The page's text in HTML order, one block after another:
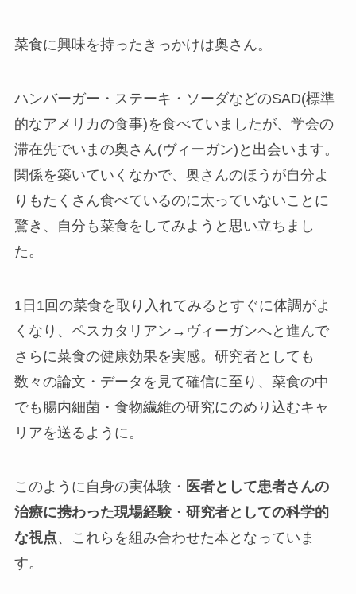
菜食に興味を持ったきっかけは奥さん。
ハンバーガー・ステーキ・ソーダなどのSAD(標準
的なアメリカの食事)を食べていましたが、学会の
滞在先でいまの奥さん(ヴィーガン)と出会います。
関係を築いていくなかで、奥さんのほうが自分よ
りもたくさん食べているのに太っていないことに
驚き、自分も菜食をしてみようと思い立ちまし
た。
1日1回の菜食を取り入れてみるとすぐに体調がよ
くなり、ペスカタリアン→ヴィーガンへと進んで
さらに菜食の健康効果を実感。研究者としても
数々の論文・データを見て確信に至り、菜食の中
でも腸内細菌・食物繊維の研究にのめり込むキャ
リアを送るように。
このように自身の実体験・ 医者として患者さんの
治療に携わった現場経験・ 研究者としての科学的
な視点、これらを組み合わせた本となっていま
す。